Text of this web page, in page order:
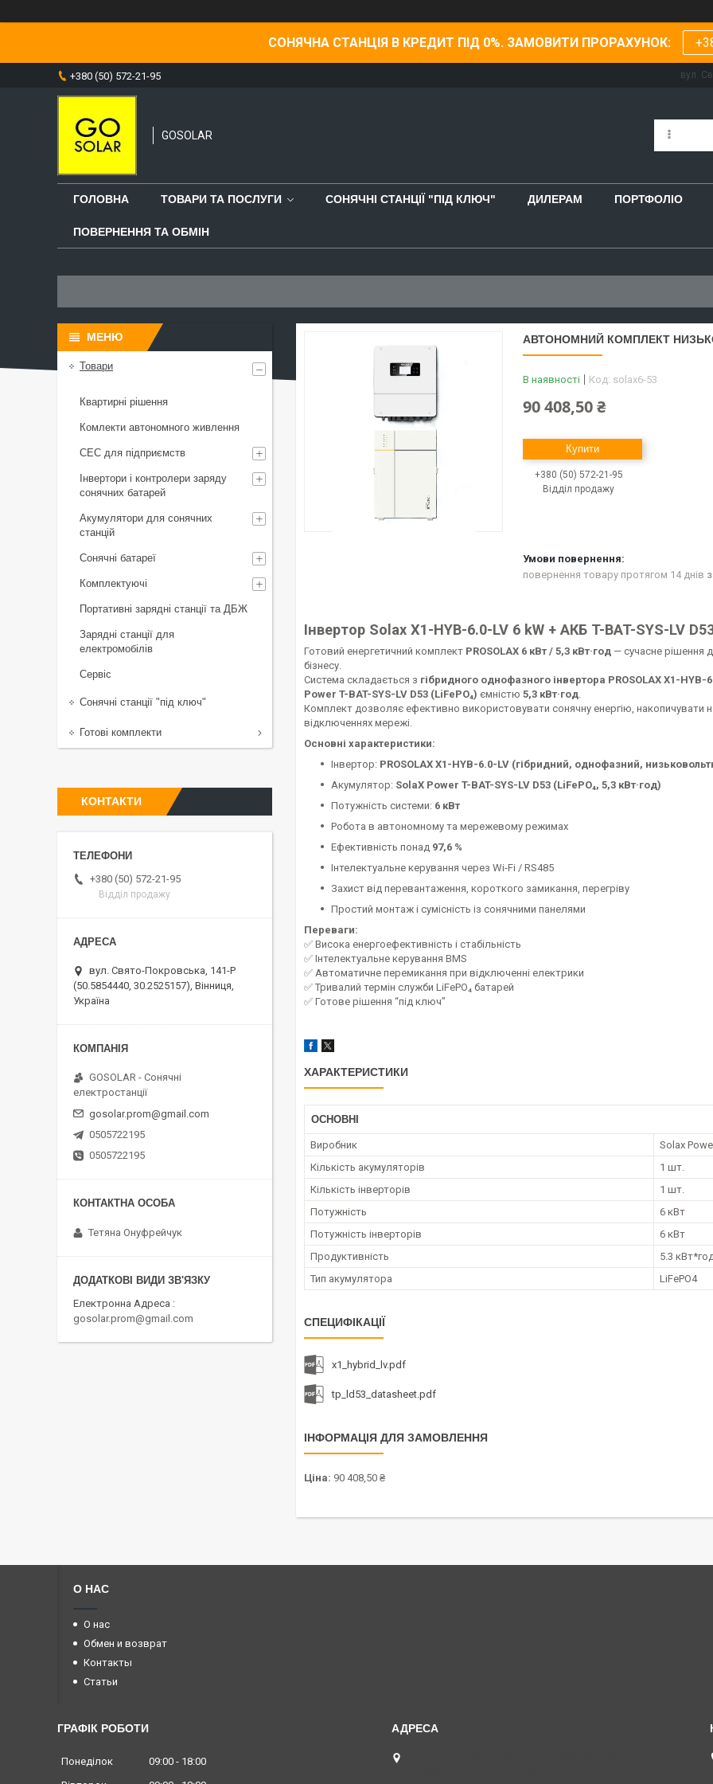
СОНЯЧНА СТАНЦІЯ В КРЕДИТ ПІД 0%. ЗАМОВИТИ ПРОРАХУНОК:
+380 (50) 572-21-95 вул.
GOSOLAR
ГОЛОВНА ТОВАРИ ТА ПОСЛУГИ СОНЯЧНІ СТАНЦІЇ "ПІД КЛЮЧ" ДИЛЕРАМ ПОРТФОЛІО
ПОВЕРНЕННЯ ТА ОБМІН
АВТОНОМНИЙ КОМПЛЕКТ
В наявності Код: solax6-53
90 408,50 ₴
Купити
+380 (50) 572-21-95
Відділ продажу
повернення товару протягом 14 днів
Інвертор Solax X1-HYB-6.0-LV 6 kW + АКБ T-BAT-SYS-LV
Готовий енергетичний комплект PROSOLAX 6 кВт / 5,3 кВт·год — сучасне рішення
бізнесу.
Система складається з гібридного однофазного інвертора PROSOLAX X1-
Power T-BAT-SYS-LV D53 (LiFePO₄) ємністю 5,3 кВт·год.
Комплект дозволяє ефективно використовувати сонячну енергію, накопичувати
відключеннях мережі.
Основні характеристики:
Інвертор: PROSOLAX X1-HYB-6.0-LV (гібридний, однофазний,
Акумулятор: SolaX Power T-BAT-SYS-LV D53 (LiFePO₄, 5,3 кВт·год)
Потужність системи: 6 кВт
Робота в автономному та мережевому режимах
Ефективність понад 97,6 %
Інтелектуальне керування через Wi-Fi / RS485
Захист від перевантаження, короткого замикання, перегріву
Простий монтаж і сумісність із сонячними панелями
Переваги:
✅ Висока енергоефективність і стабільність
✅ Інтелектуальне керування BMS
✅ Автоматичне перемикання при відключенні електрики
✅ Тривалий термін служби LiFePO₄ батарей
✅ Готове рішення “під ключ”
ХАРАКТЕРИСТИКИ
ОСНОВНІ
Виробник
Solax
Кількість акумуляторів
1 шт.
Кількість інверторів
1 шт.
Потужність
6 кВт
Потужність інверторів
6 кВт
Продуктивність
5.3
Тип акумулятора
LiFePO4
СПЕЦИФІКАЦІЇ
x1_hybrid_lv.pdf
tp_ld53_datasheet.pdf
ІНФОРМАЦІЯ ДЛЯ ЗАМОВЛЕННЯ
Ціна: 90 408,50 ₴
Товари
Квартирні рішення
Комлекти автономного живлення
СЕС для підприємств
Інвертори і контролери заряду
сонячних батарей
Акумулятори для сонячних
станцій
Сонячні батареї
Комплектуючі
Портативні зарядні станції та ДБЖ
Зарядні станції для
електромобілів
Сервіс
Сонячні станції "під ключ"
Готові комплекти
КОНТАКТИ
+380 (50) 572-21-95
Відділ продажу
вул. Свято-Покровська, 141-Р
(50.5854440, 30.2525157), Вінниця,
Україна
GOSOLAR - Сонячні
електростанції
gosolar.prom@gmail.com
0505722195
0505722195
Тетяна Онуфрейчук
Електронна Адреса
gosolar.prom@gmail.com
О НАС
О нас
Обмен и возврат
Контакты
Статьи
ГРАФІК РОБОТИ
Понеділок 09:00
18:00